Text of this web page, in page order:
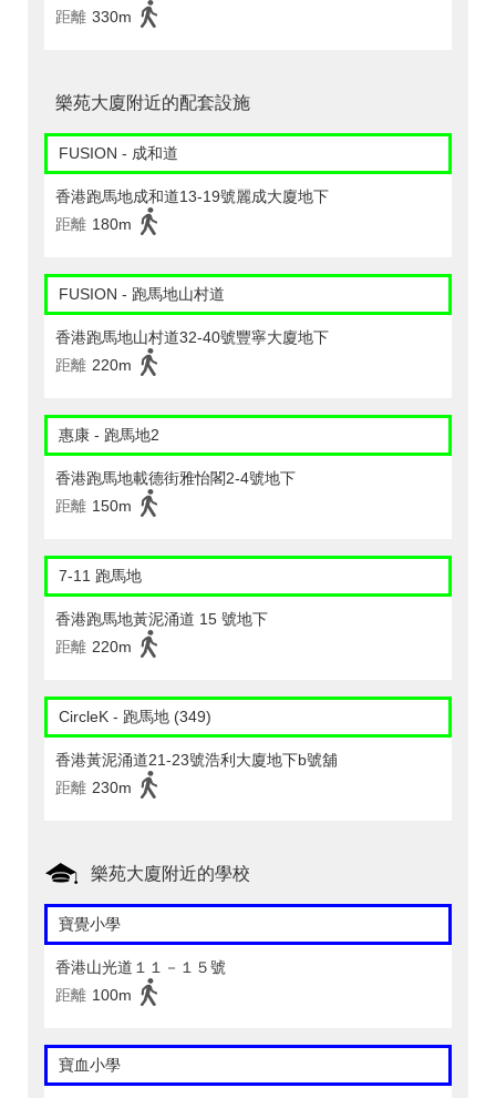
距離 330m
樂苑大廈附近的配套設施
FUSION - 成和道
香港跑馬地成和道13-19號麗成大廈地下
距離 180m
FUSION - 跑馬地山村道
香港跑馬地山村道32-40號豐寧大廈地下
距離 220m
惠康 - 跑馬地2
香港跑馬地載德街雅怡閣2-4號地下
距離 150m
7-11 跑馬地
香港跑馬地黃泥涌道 15 號地下
距離 220m
CircleK - 跑馬地 (349)
香港黃泥涌道21-23號浩利大廈地下b號舖
距離 230m
樂苑大廈附近的學校
寶覺小學
香港山光道１１－１５號
距離 100m
寶血小學